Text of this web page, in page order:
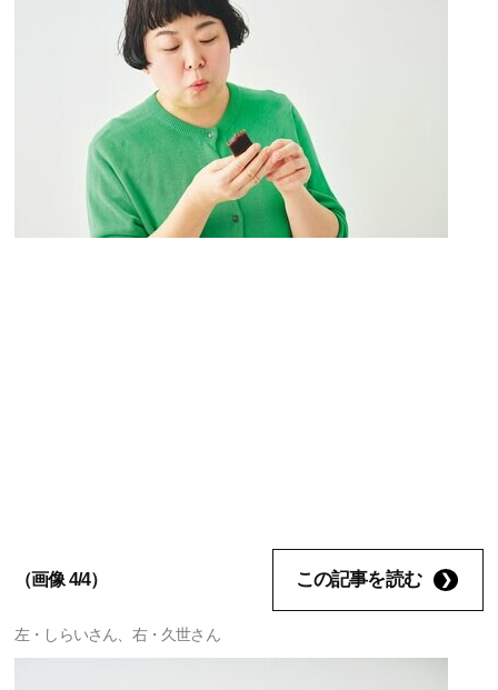
（画像 4/4） この記事を読む
左・しらいさん、右・久世さん